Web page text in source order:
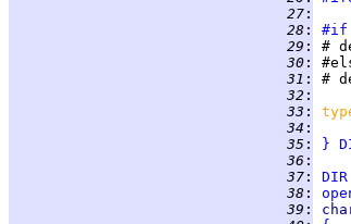
  27
:
  28
: #if
  29
: #
  30
:
  31
: #
  32
:
  33
:
  34
:
  35
: }
  36
:
  37
: DIR
  38
:
  39
: